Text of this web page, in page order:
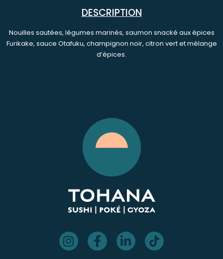
DESCRIPTION
Nouilles sautées, légumes marinés, saumon snacké aux épices
Furikake, sauce Otafuku, champignon noir, citron vert et mélange
d’épices.